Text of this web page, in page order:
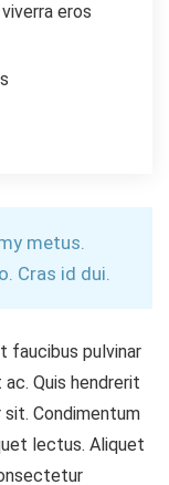
eros
metus.
Cras id dui.
faucibus pulvinar
Quis hendrerit
Condimentum
lectus. Aliquet